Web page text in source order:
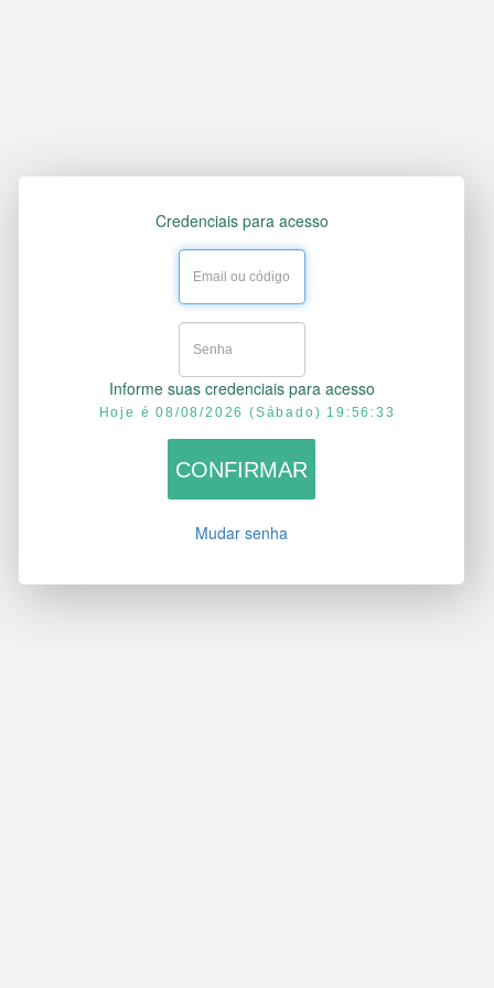
Credenciais para acesso
Informe suas credenciais para acesso
Hoje é 08/08/2026 (Sábado) 19:56:33
Mudar senha